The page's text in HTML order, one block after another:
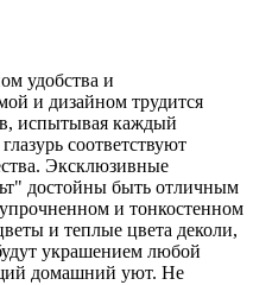
удобства и
и дизайном трудится
испытывая каждый
соответствуют
Эксклюзивные
достойны быть отличным
и тонкостенном
и теплые цвета деколи,
украшением любой
домашний уют. Не